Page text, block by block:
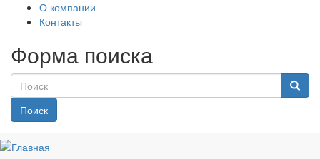
О компании
Контакты
Форма поиска
Поиск